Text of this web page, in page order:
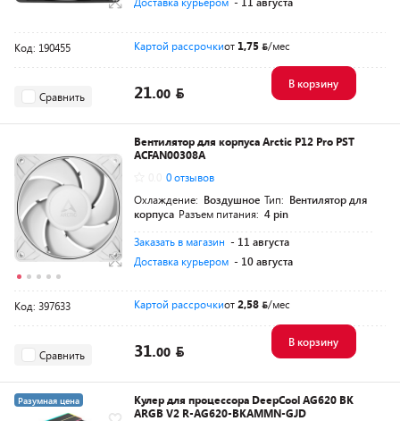
Код: 190455 Картой рассрочкиот 1,75 /мес
Сравнить 21.00
В корзину
Вентилятор для корпуса Arctic P12 Pro PST
ACFAN00308A
0 отзывов
Охлаждение: Воздушное Тип: Вентилятор для
корпуса Разъем питания: 4 pin
Заказать в магазин - 11 августа
Доставка курьером - 10 августа
Код: 397633 Картой рассрочкиот2,58 /мес
Сравнить 31.00
В корзину
Разумная цена
Кулер для процессора DeepCool AG620 BK
ARGB V2 R-AG620-BKAMMN-GJD